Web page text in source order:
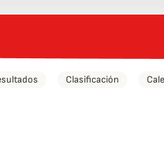
Clasificación